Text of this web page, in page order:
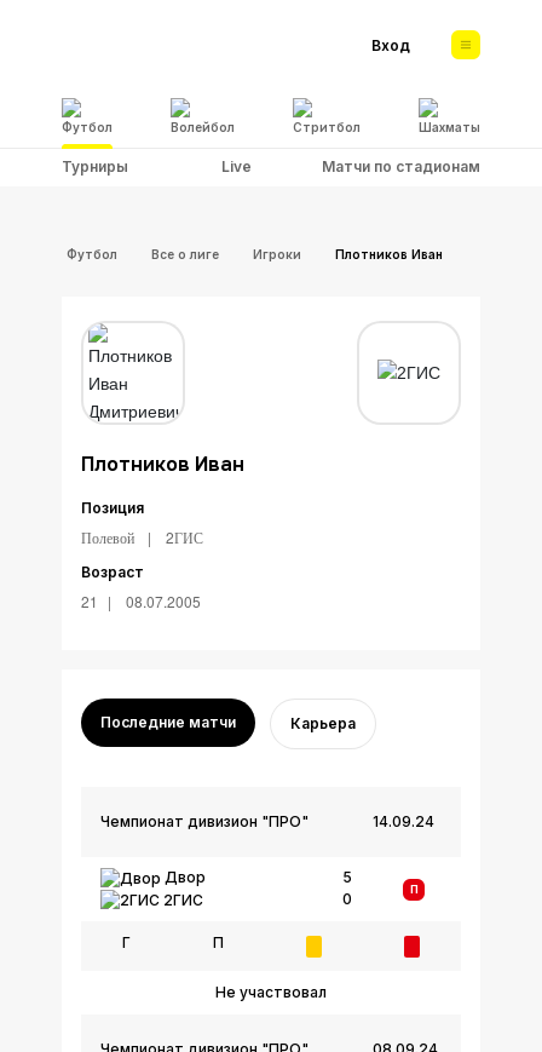
Футбол Волейбол Стритбол Шахматы
Вход
Турниры Live Матчи по стадионам
Футбол Все о лиге Игроки Плотников Иван
Плотников Иван
Позиция
Полевой 2ГИС
Возраст
21 08.07.2005
Последние матчи Карьера
14.09.24
Чемпионат дивизион "ПРО"
Двор
2ГИС
5
0
П
Г П
Не участвовал